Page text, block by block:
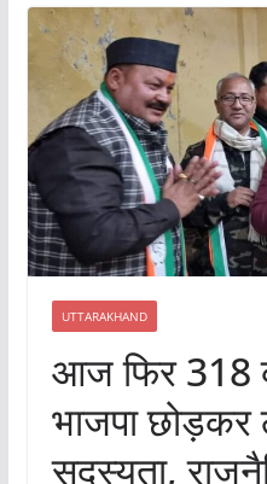
UTTARAKHAND
आज फिर 318
भाजपा छोड़कर
सदस्यता,